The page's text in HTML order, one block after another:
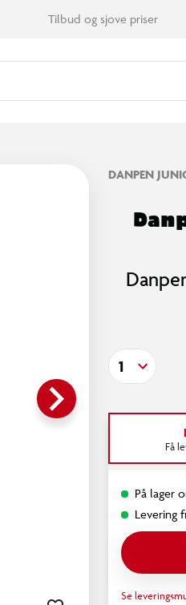
Tilbud og sjove priser
keyboard_arrow_right
DANPEN
1
Få
På lager
Levering
Se